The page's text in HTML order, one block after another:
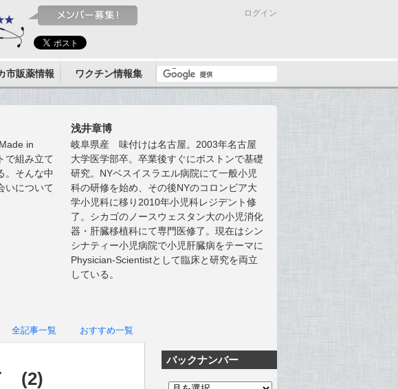
ログイン
市販薬情報 ワクチン情報集
in
で組み立て
。そんな中
いについて
浅井章博
岐阜県産 味付けは名古屋。2003年名古屋
大学医学部卒。卒業後すぐにボストンで基礎
研究。NYベスイスラエル病院にて一般小児
科の研修を始め、その後NYのコロンビア大
学小児科に移り2010年小児科レジデント修
了。シカゴのノースウェスタン大の小児消化
器・肝臓移植科にて専門医修了。現在はシン
シナティー小児病院で小児肝臓病をテーマに
Physician-Scientistとして臨床と研究を両立
している。
全記事一覧 おすすめ一覧
(2)
バックナンバー